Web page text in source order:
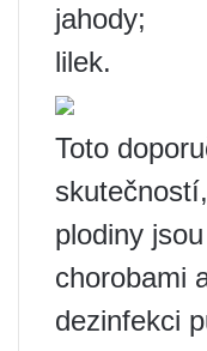
jahody;
lilek.
Toto
plodiny
chorobami
dezinfekci